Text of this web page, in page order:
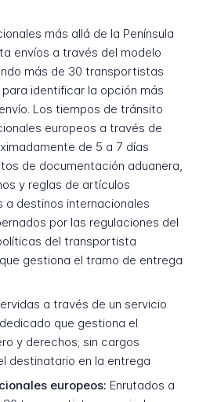
más allá de la Península
envíos a través del modelo
más de 30 transportistas
identificar la opción más
Los tiempos de tránsito
europeos a través de
de 5 a 7 días
de documentación aduanera,
y reglas de artículos
a destinos internacionales
por las regulaciones del
del transportista
gestiona el tramo de entrega
a través de un servicio
que gestiona el
y derechos; sin cargos
destinatario en la entrega
europeos: Enrutados a